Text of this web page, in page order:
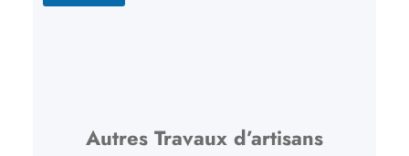
Autres Travaux d’artisans